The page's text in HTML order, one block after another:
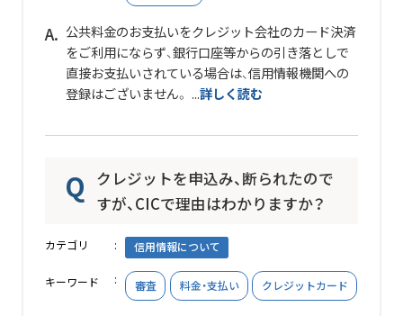
公共料金のお支払いをクレジット会社のカード決済
をご利用にならず、銀行口座等からの引き落としで
直接お支払いされている場合は、信用情報機関への
登録はございません。 ...詳しく読む
クレジットを申込み、断られたので
すが、CICで理由はわかりますか？
カテゴリ 信用情報について
キーワード 審査 料金・支払い クレジットカード